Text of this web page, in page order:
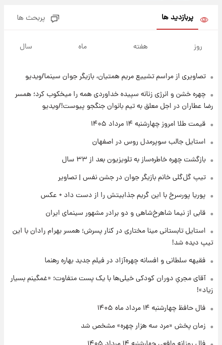
هسته‌ای در آسمان ظاهر شد
۱۵ ساعت پیش
کرد
۱۷ ساعت پیش
۱۴۰۵/ نرخ‌ها ثابت ماند؟ +جدول
علی مطهری: اجرای کامل تفاهم‌نامه اسلام‌آباد،
۱۸ ساعت پیش
واکنش تند تاکر کارلسون به حمله آمریکا به
مدرسه میناب؛ «باید سیلی محکمی به صورت
۱۸ ساعت پیش
۱۴۰۵/کاهش قیمت طلا و سکه
پربازدید ها پربحث ها
روز هفته ماه سال
تصاویری از مراسم تشییع مریم همتیان، بازیگر جوان سینما/ویدیو
چهره خشن و انرژی زنانه سپیده خداوردی همه را میخکوب کرد؛ همسر
رضا عطاران در اجل معلق به تیم بانوان جنگجو پیوست!/ویدیو
قیمت طلا امروز چهارشنبه ۱۴ مرداد ۱۴۰۵
استایل جالب سوپرمدل روس در اصفهان
بازگشت چهره خاطره‌ساز به تلویزیون بعد از ۳۳ سال
تیپ گل‌گلی خانم بازیگر جوان در جشن نفس | تصاویر
پوریا پورسرخ با این گریم جذابیتش را از دست داد + عکس
قابی از نیما شاهرخ‌شاهی و دو برادر مشهور سینمای ایران
استایل تابستانی مینا مختاری در کنار پسرش؛ همسر بهرام رادان با این
تیپ دیده شد!
فقیهه سلطانی و افسانه چهره‌آزاد در فیلم جدید بهاره رهنما
آقای مجریِ دوران کودکی خیلی‌ها با یک پست متفاوت؛ «غمگینم بسیار
زیاد»!
فال حافظ چهارشنبه ۱۴ مرداد ماه ۱۴۰۵
زمان پخش «مرد سه هزار چهره» مشخص شد